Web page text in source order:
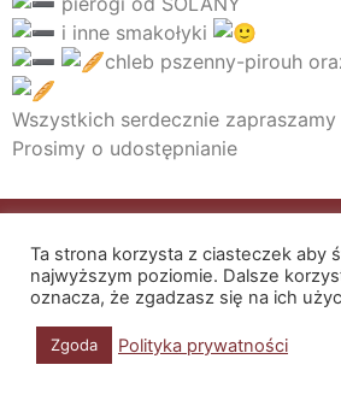
i inne smakołyki
chleb pszenny-pirouh
Wszystkich serdecznie zapraszamy
Prosimy o udostępnianie
Polityka prywatności
Ta strona korzysta z ciasteczek aby
najwyższym poziomie. Dalsze
oznacza, że zgadzasz się na ich
Zgoda Polityka prywatności